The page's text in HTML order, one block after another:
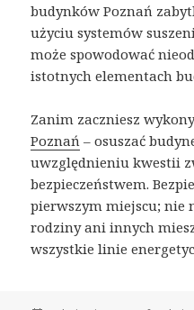
budynków Poznań
użyciu systemów
może spowodować
istotnych elementach
Zanim zaczniesz
Poznań – osuszać
uwzględnieniu kwestii
bezpieczeństwem.
pierwszym miejscu; nie
rodziny ani innych
wszystkie linie